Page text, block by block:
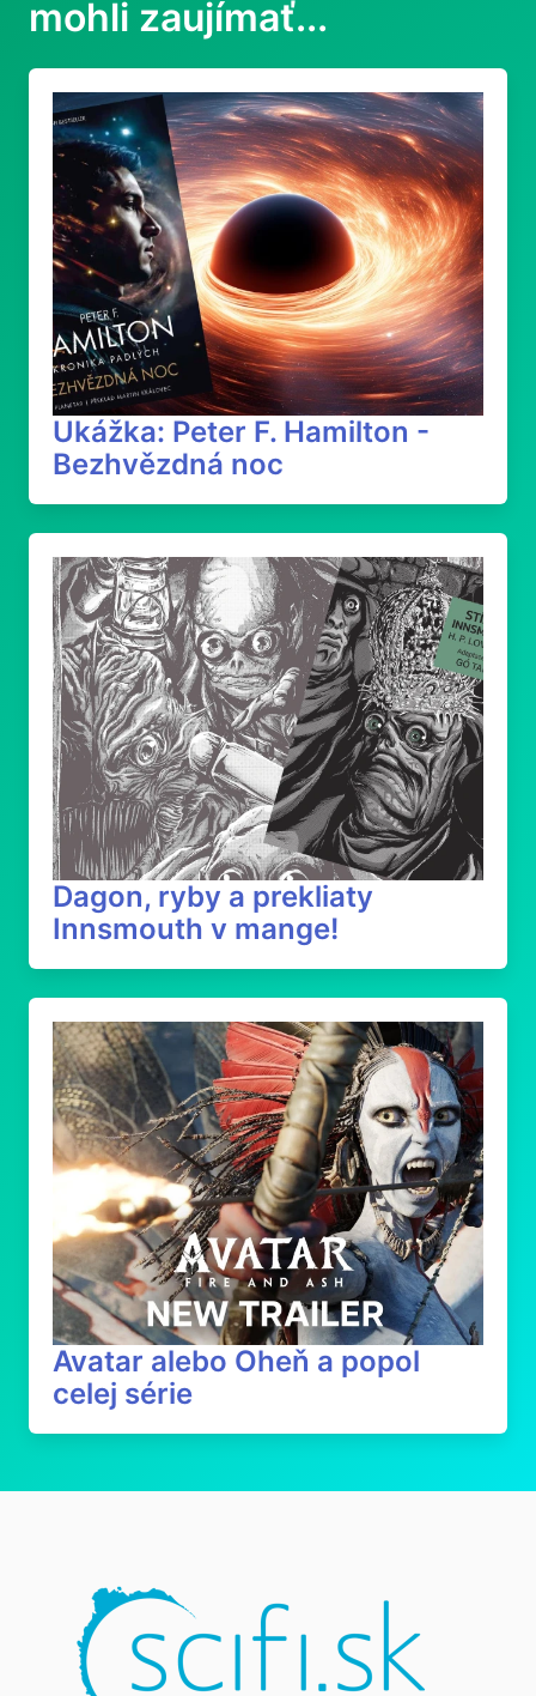
mohli zaujímať...
Ukážka: Peter F. Hamilton -
Bezhvězdná noc
Dagon, ryby a prekliaty
Innsmouth v mange!
Avatar alebo Oheň a popol
celej série